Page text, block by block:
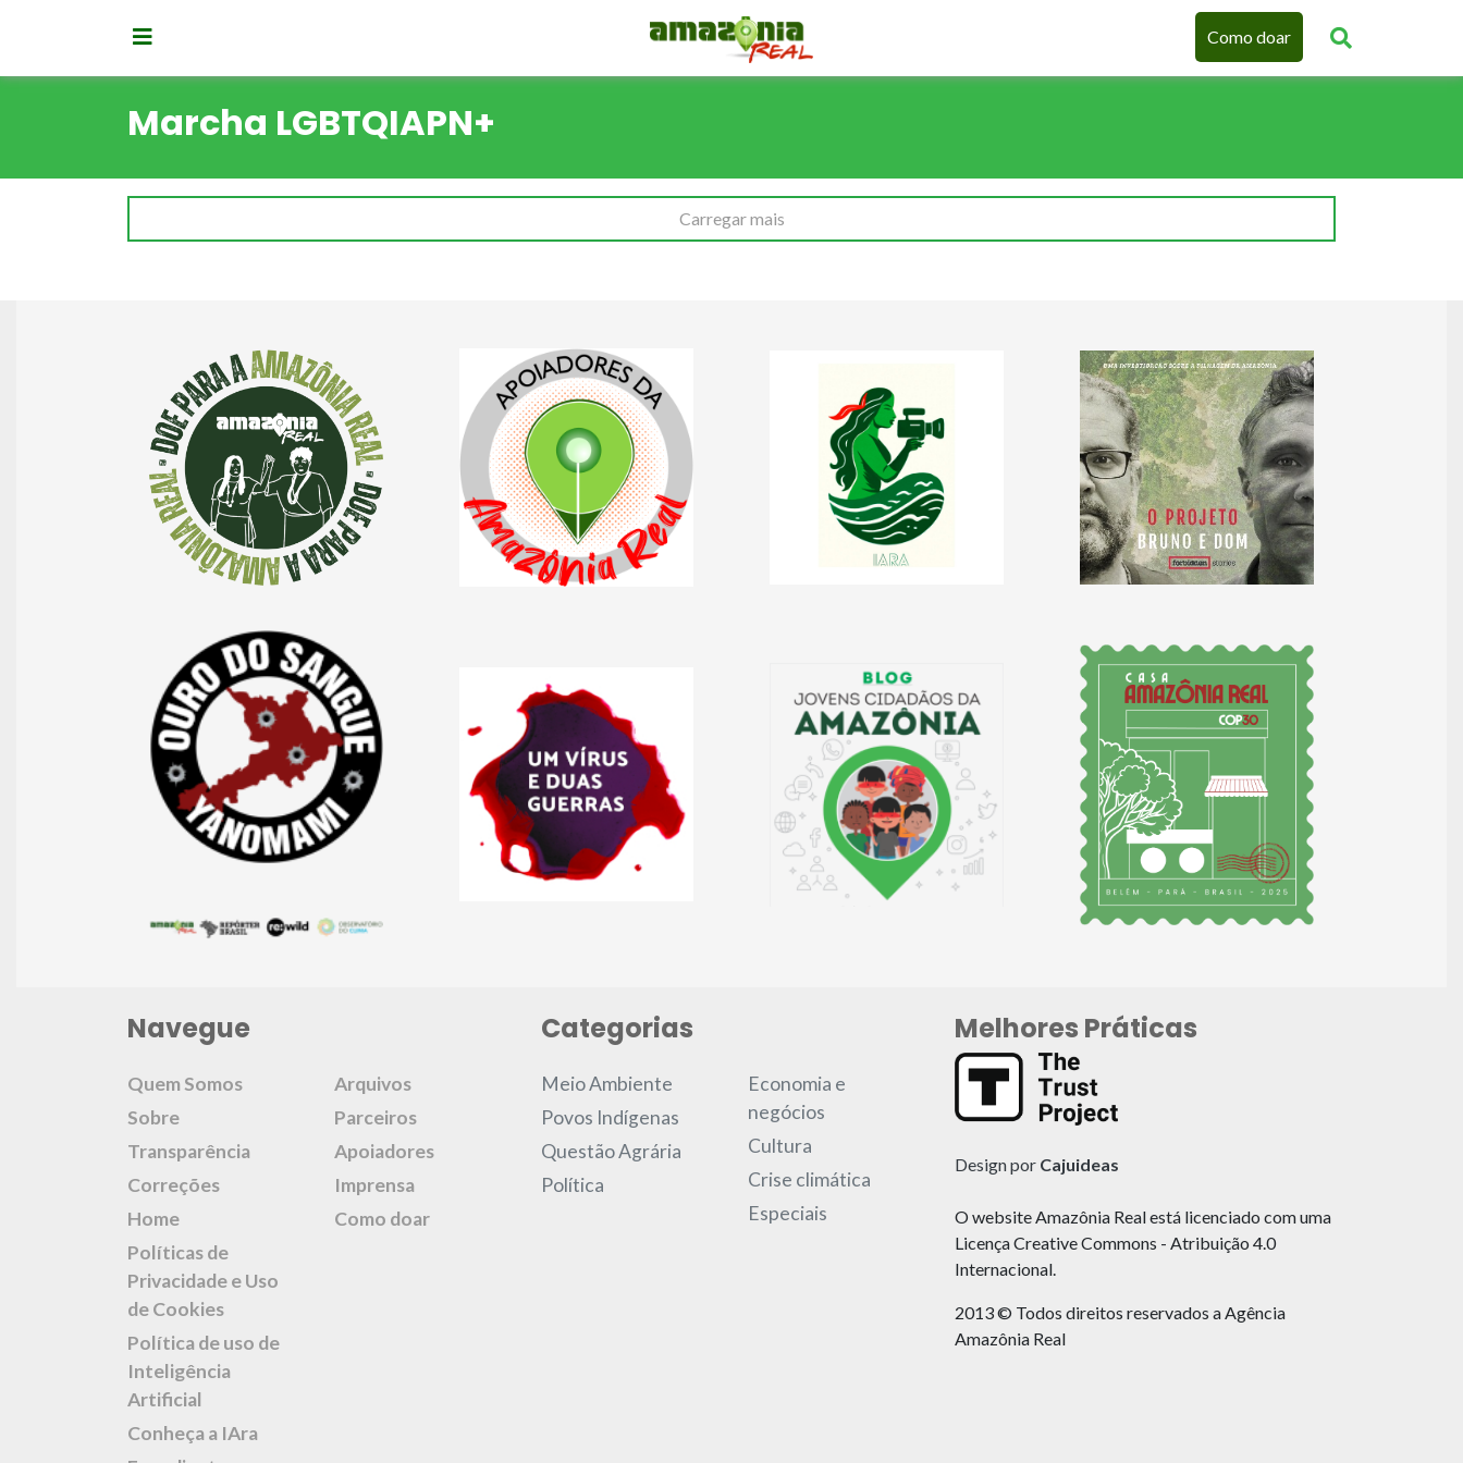
Como doar
Marcha LGBTQIAPN+
Carregar mais
Navegue
Quem Somos
Sobre
Transparência
Correções
Home
Políticas de
Privacidade e Uso
de Cookies
Política de uso de
Inteligência
Artificial
Conheça a IAra
Arquivos
Parceiros
Apoiadores
Imprensa
Como doar
Categorias
Meio Ambiente
Povos Indígenas
Questão Agrária
Política
Economia e
negócios
Cultura
Crise climática
Especiais
Melhores Práticas
Design por Cajuideas
O website Amazônia Real está licenciado com uma
Licença Creative Commons - Atribuição 4.0
Internacional.
2013 © Todos direitos reservados a Agência
Amazônia Real